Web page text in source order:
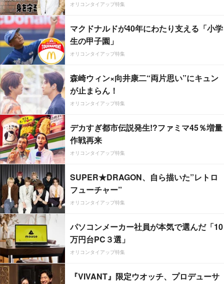
オリコンタイアップ特集
マクドナルドが40年にわたり支える「小学
生の甲子園」
オリコンタイアップ特集
森崎ウィン×向井康二“両片思い”にキュン
が止まらん！
オリコンタイアップ特集
デカすぎ都市伝説発生!?ファミマ45％増量
作戦再来
オリコンタイアップ特集
SUPER★DRAGON、自ら描いた”レトロ
フューチャー”
オリコンタイアップ特集
パソコンメーカー社員が本気で選んだ「10
万円台PC３選」
オリコンタイアップ特集
『VIVANT』限定ウオッチ、プロデューサ